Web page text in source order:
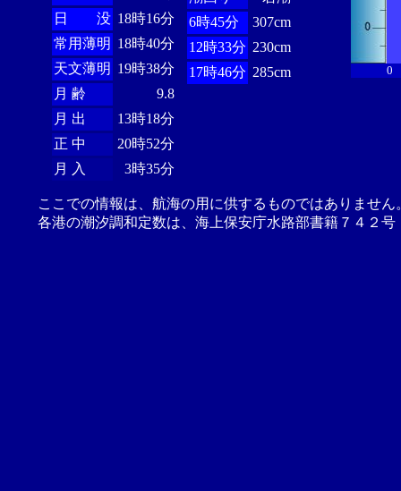
日 没 18時16分
常用薄明 18時40分
天文薄明 19時38分
月 齢
9.8
月 出
13時18分
正 中
20時52分
月 入
3時35分
6時45分
307cm
12時33分 230cm
17時46分 285cm 0
ここでの情報は、航海の用に供するものではありませ
各港の潮汐調和定数は、海上保安庁水路部書籍７４２